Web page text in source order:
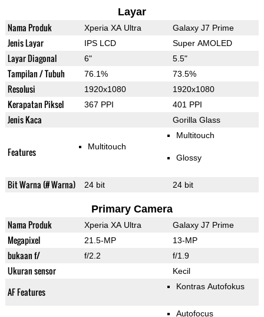
Layar
Nama Produk Xperia XA Ultra Galaxy J7 Prime
Jenis Layar IPS LCD Super AMOLED
Layar Diagonal 6" 5.5"
Tampilan / Tubuh 76.1% 73.5%
Resolusi 1920x1080 1920x1080
Kerapatan Piksel 367 PPI 401 PPI
Jenis Kaca Gorilla Glass
Features Multitouch
Multitouch
Glossy
Bit Warna (# Warna) 24 bit 24 bit
Primary Camera
Nama Produk Xperia XA Ultra Galaxy J7 Prime
Megapixel 21.5-MP 13-MP
bukaan f/ f/2.2 f/1.9
Ukuran sensor Kecil
AF Features Kontras Autofokus
Autofocus